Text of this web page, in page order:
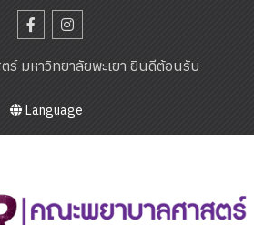
ร์ มหาวิทยาลัยพะเยา ยินดีต้อนรับ
Language